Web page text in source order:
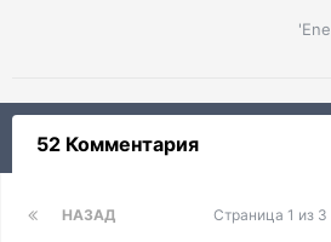
52 Комментария
НАЗАД Страница 1 из 3